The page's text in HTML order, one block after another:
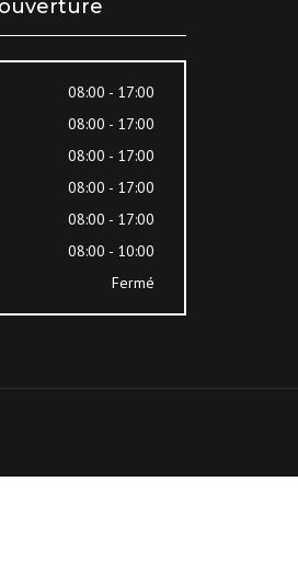
08:00 - 17:00
08:00 - 17:00
08:00 - 17:00
08:00 - 17:00
08:00 - 17:00
08:00 - 10:00
Fermé